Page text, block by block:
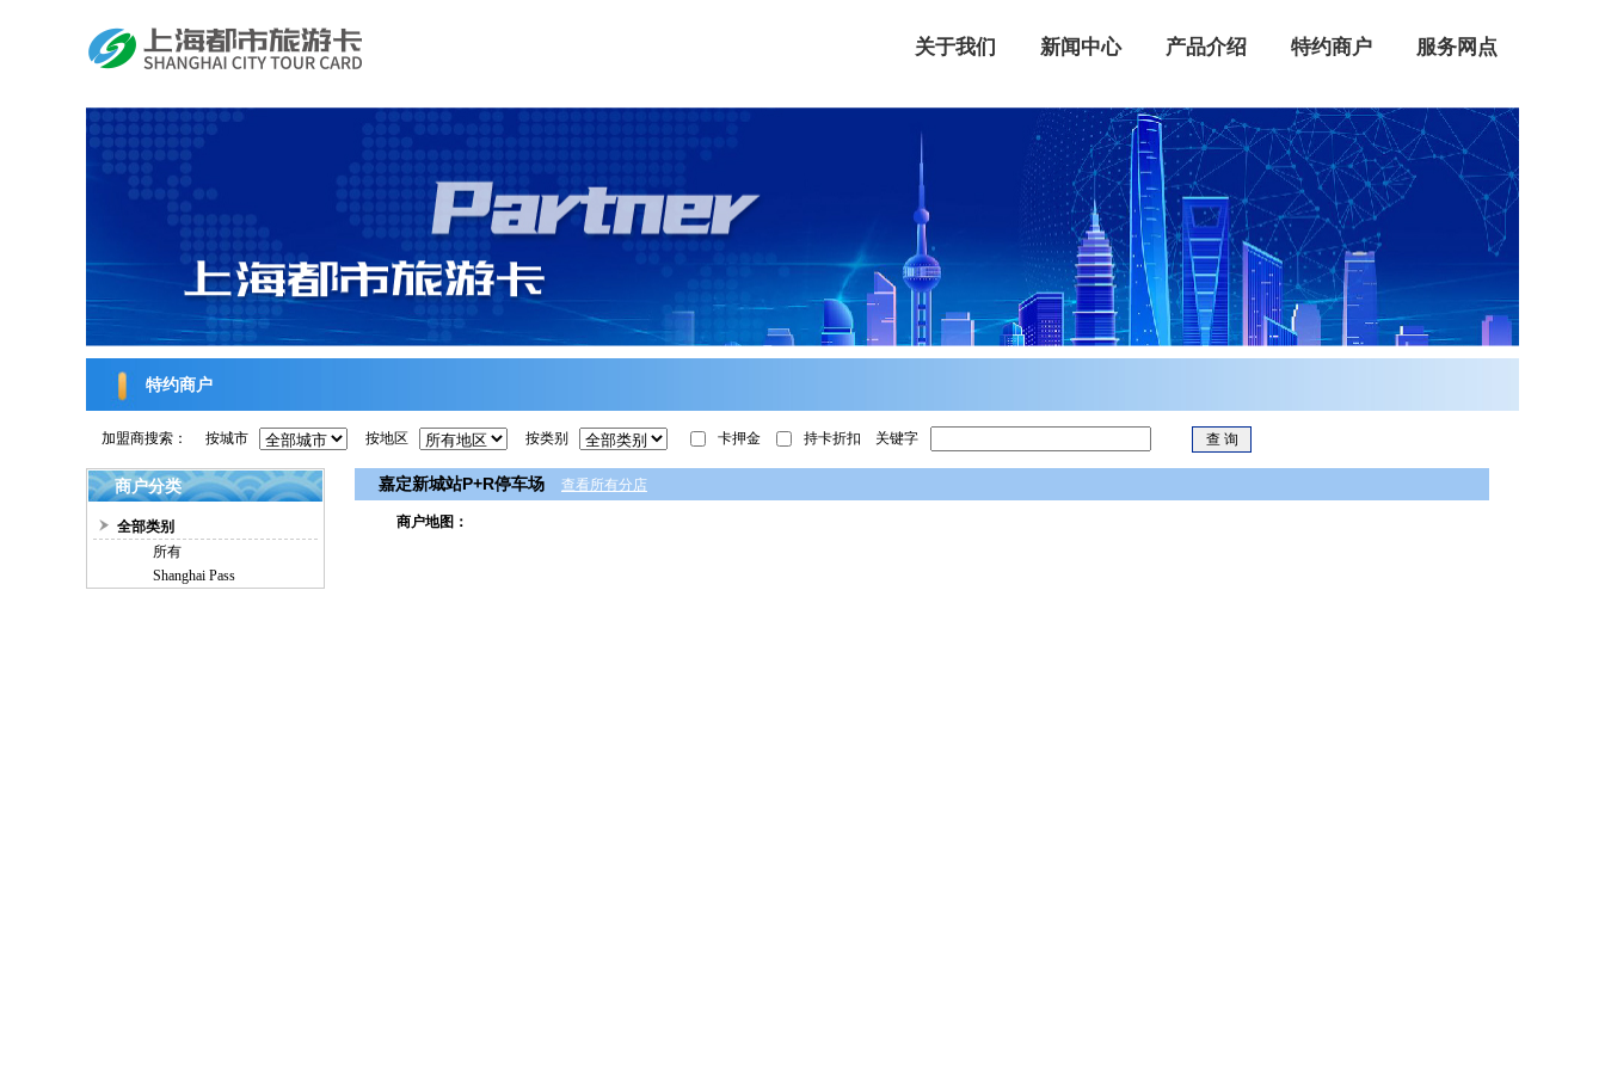
关于我们 新闻中心 产品介绍 特约商户 服务网点
特约商户
加盟商搜索： 按城市 按地区 按类别 卡押金 持卡折扣 关键字
商户分类
全部类别
所有
Shanghai Pass
嘉定新城站P+R停车场 查看所有分店
商户地图：